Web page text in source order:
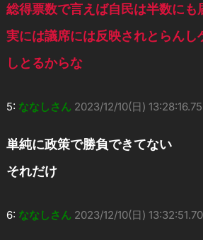
総得票数で言えば自民は半数にも
実には議席には反映されとらんし
しとるからな
5: ななしさん 2023/12/10(日)
単純に政策で勝負できてない
それだけ
6: ななしさん 2023/12/10(日)